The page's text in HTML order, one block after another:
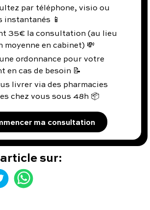
par téléphone, visio ou
instantanés 📱
35€ la consultation (au lieu
moyenne en cabinet) 💸
ordonnance pour votre
en cas de besoin 📝
livrer via des pharmacies
chez vous sous 48h 📦
ma consultation
sur: